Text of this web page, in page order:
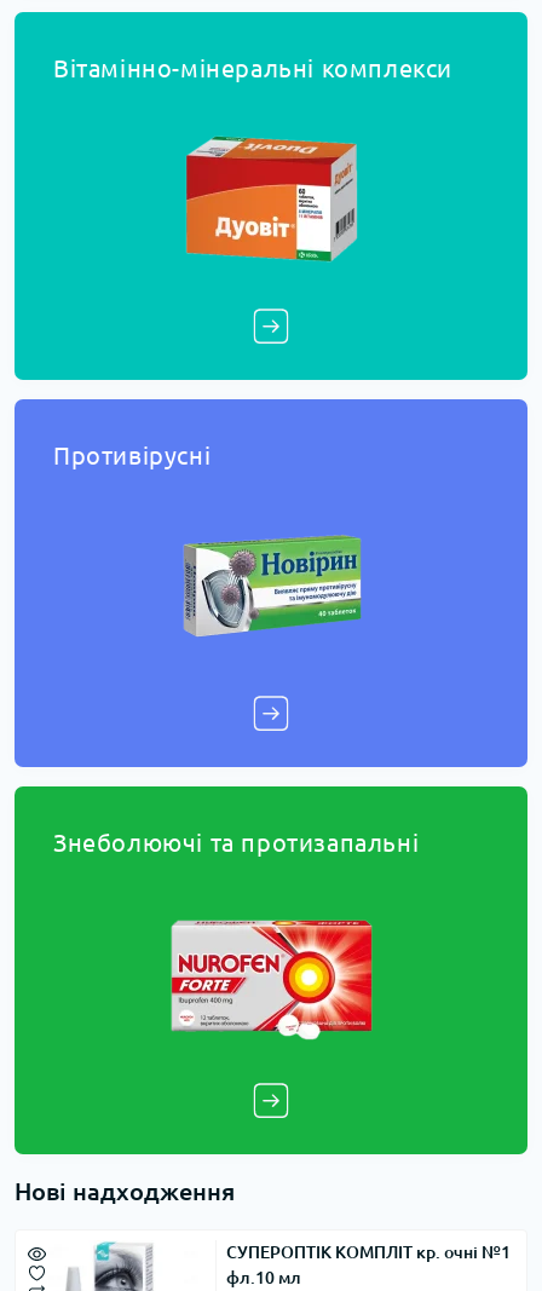
Вітамінно-мінеральні комплекси
Противірусні
Знеболюючі та протизапальні
Нові надходження
СУПЕРОПТІК КОМПЛІТ кр. очні №1
фл.10 мл